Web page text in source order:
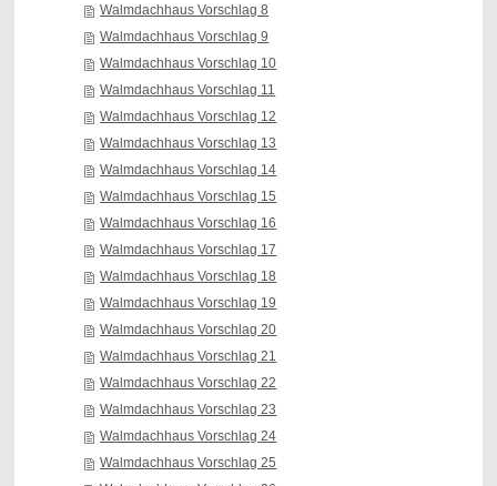
Walmdachhaus Vorschlag 8
Walmdachhaus Vorschlag 9
Walmdachhaus Vorschlag 10
Walmdachhaus Vorschlag 11
Walmdachhaus Vorschlag 12
Walmdachhaus Vorschlag 13
Walmdachhaus Vorschlag 14
Walmdachhaus Vorschlag 15
Walmdachhaus Vorschlag 16
Walmdachhaus Vorschlag 17
Walmdachhaus Vorschlag 18
Walmdachhaus Vorschlag 19
Walmdachhaus Vorschlag 20
Walmdachhaus Vorschlag 21
Walmdachhaus Vorschlag 22
Walmdachhaus Vorschlag 23
Walmdachhaus Vorschlag 24
Walmdachhaus Vorschlag 25